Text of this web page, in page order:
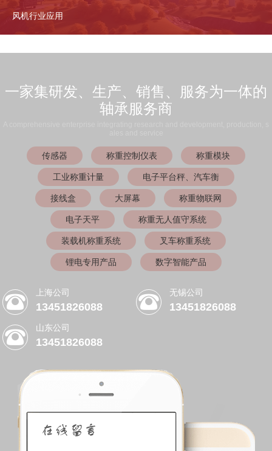
风机行业应用
一家集研发、生产、销售、服务为一体的
轴承服务商
传感器 称重控制仪表 称重模块
工业称重计量 电子平台秤、汽车衡
接线盒 大屏幕 称重物联网
电子天平 称重无人值守系统
装载机称重系统 叉车称重系统
锂电专用产品 数字智能产品
上海公司
13451826088
无锡公司
13451826088
山东公司
13451826088